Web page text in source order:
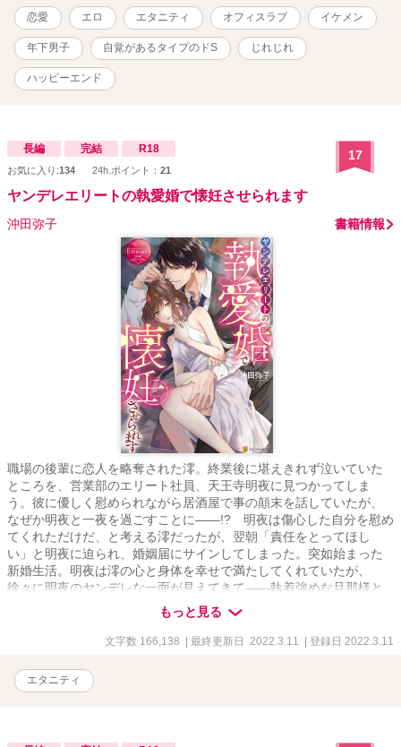
恋愛 エロ エタニティ オフィスラブ イケメン
年下男子 自覚があるタイプのドS じれじれ
ハッピーエンド
長編 完結 R18
お気に入り:134 24h.ポイント： 21
17
ヤンデレエリートの執愛婚で懐妊させられます
沖田弥子 書籍情報
職場の後輩に恋人を略奪された澪。終業後に堪えきれず泣いていた
ところを、営業部のエリート社員、天王寺明夜に見つかってしま
う。彼に優しく慰められながら居酒屋で事の顛末を話していたが、
なぜか明夜と一夜を過ごすことに――!? 明夜は傷心した自分を慰め
てくれただけだ、と考える澪だったが、翌朝「責任をとってほし
い」と明夜に迫られ、婚姻届にサインしてしまった。突如始まった
新婚生活。明夜は澪の心と身体を幸せで満たしてくれていたが、
徐々に明夜のヤンデレな一面が見えてきて――執着強めな旦那様と
の極上溺愛ラブストーリー！もっと見る
文字数 166,138 | 最終更新日 2022.3.11 | 登録日 2022.3.11
エタニティ